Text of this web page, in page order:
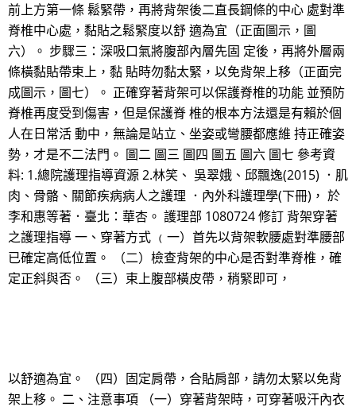
前上方第一條 鬆緊帶，再將背架後二直長鋼條的中心 處對準
脊椎中心處，黏貼之鬆緊度以舒 適為宜（正面圖示，圖
六）。 步驟三：深吸口氣將腹部內層先固 定後，再將外層兩
條橫黏貼帶束上，黏 貼時勿黏太緊，以免背架上移（正面完
成圖示，圖七）。 正確穿著背架可以保護脊椎的功能 並預防
脊椎再度受到傷害，但是保護脊 椎的根本方法還是有賴於個
人在日常活 動中，無論是站立、坐姿或彎腰都應維 持正確姿
勢，才是不二法門。 圖二 圖三 圖四 圖五 圖六 圖七 參考資
料: 1.總院護理指導資源 2.林笑、 吳翠娥、邱飄逸(2015) ．肌
肉、骨骼、關節疾病病人之護理 ．內外科護理學(下冊)， 於
李和惠等著．臺北：華杏。 護理部 1080724 修訂 背架穿著
之護理指導 一、穿著方式 ﹙一）首先以背架軟腰處對準腰部
已確定高低位置。 （二）檢查背架的中心是否對準脊椎，確
定正斜與否。 （三）束上腹部橫皮帶，稍緊即可，
以舒適為宜。 （四）固定肩帶，合貼肩部，請勿太緊以免背
架上移。 二、注意事項 （一）穿著背架時，可穿著吸汗內衣